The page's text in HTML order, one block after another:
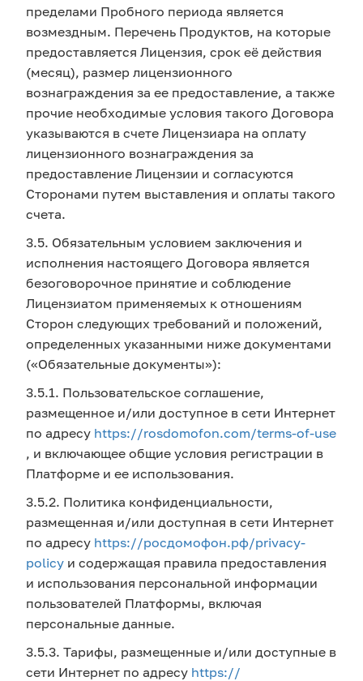
пределами Пробного периода является
возмездным. Перечень Продуктов, на которые
предоставляется Лицензия, срок её действия
(месяц), размер лицензионного
вознаграждения за ее предоставление, а также
прочие необходимые условия такого Договора
указываются в счете Лицензиара на оплату
лицензионного вознаграждения за
предоставление Лицензии и согласуются
Сторонами путем выставления и оплаты такого
счета.
3.5. Обязательным условием заключения и
исполнения настоящего Договора является
безоговорочное принятие и соблюдение
Лицензиатом применяемых к отношениям
Сторон следующих требований и положений,
определенных указанными ниже документами
(«Обязательные документы»):
3.5.1. Пользовательское соглашение,
размещенное и/или доступное в сети Интернет
по адресу https://rosdomofon.com/terms-of-use
, и включающее общие условия регистрации в
Платформе и ее использования.
3.5.2. Политика конфиденциальности,
размещенная и/или доступная в сети Интернет
по адресу https://росдомофон.рф/privacy-
policy и содержащая правила предоставления
и использования персональной информации
пользователей Платформы, включая
персональные данные.
3.5.3. Тарифы, размещенные и/или доступные в
сети Интернет по адресу https://